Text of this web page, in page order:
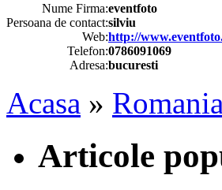
Nume Firma:eventfoto
Persoana de contact:silviu
Web:http://
Telefon:0786091069
Adresa:bucuresti
Acasa » Romania
Articole